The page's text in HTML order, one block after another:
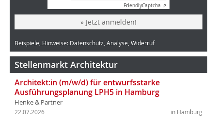
FriendlyCaptcha ⇗
» Jetzt anmelden!
Beispiele, Hinweise: Datenschutz, Analyse, Widerruf
Stellenmarkt Architektur
Architekt:in (m/w/d) für entwurfsstarke
Ausführungsplanung LPH5 in Hamburg
Henke & Partner
in Hamburg
22.07.2026